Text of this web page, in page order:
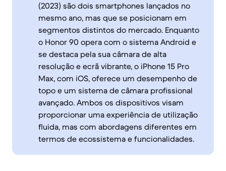
(2023) são dois smartphones lançados no
mesmo ano, mas que se posicionam em
segmentos distintos do mercado. Enquanto
o Honor 90 opera com o sistema Android e
se destaca pela sua câmara de alta
resolução e ecrã vibrante, o iPhone 15 Pro
Max, com iOS, oferece um desempenho de
topo e um sistema de câmara profissional
avançado. Ambos os dispositivos visam
proporcionar uma experiência de utilização
fluida, mas com abordagens diferentes em
termos de ecossistema e funcionalidades.